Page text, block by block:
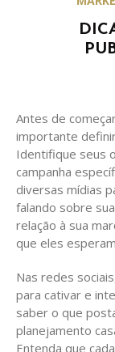
Antes de
importante
Identifique seus
campanha
diversas mídias
falando sobre
relação à sua
que eles
Nas redes
para cativar e
saber o que
planejamento
Entenda que